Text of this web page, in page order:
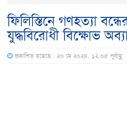
ফিলিস্তিনে গণহত্যা
যুদ্ধবিরোধী বিক্ষোভ
প্রকাশিত হয়েছে : ২০ মে ২০২৪, ১২:০৫ পূর্বাহ্ণ